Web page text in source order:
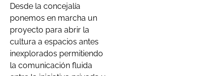
Desde la concejalía
ponemos en marcha un
proyecto para abrir la
cultura a espacios antes
inexplorados permitiendo
la comunicación fluida